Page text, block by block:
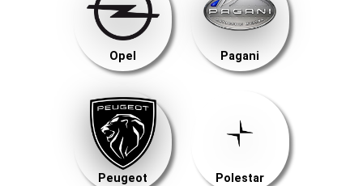
Opel Pagani
Peugeot Polestar